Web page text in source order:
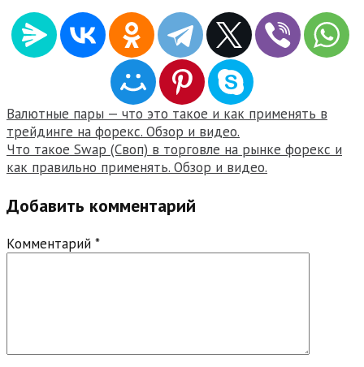
Навигация
по
записям
Валютные пары — что это такое и как применять в
трейдинге на форекс. Обзор и видео.
Что такое Swap (Своп) в торговле на рынке форекс и
как правильно применять. Обзор и видео.
Добавить комментарий
Комментарий *